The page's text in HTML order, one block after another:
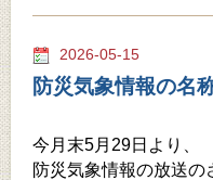
2026-05-15
防災気象情報の名
今月末5月29日より、
防災気象情報の放送の